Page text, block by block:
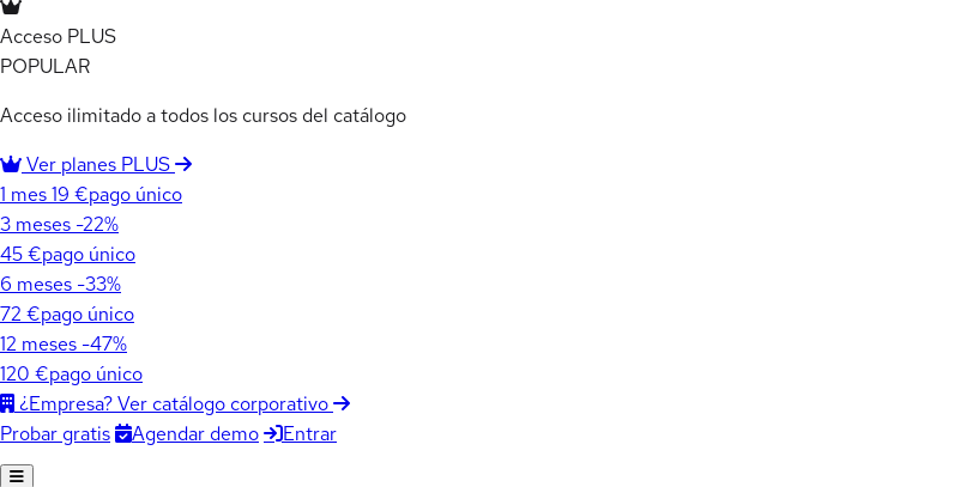
Acceso PLUS
POPULAR
Acceso ilimitado a todos los cursos del catálogo
Ver planes PLUS
1 mes19 €pago único
3 meses -22%
45 €pago único
6 meses -33%
72 €pago único
12 meses -47%
120 €pago único
¿Empresa? Ver catálogo corporativo
Probar gratis
Agendar demo Entrar